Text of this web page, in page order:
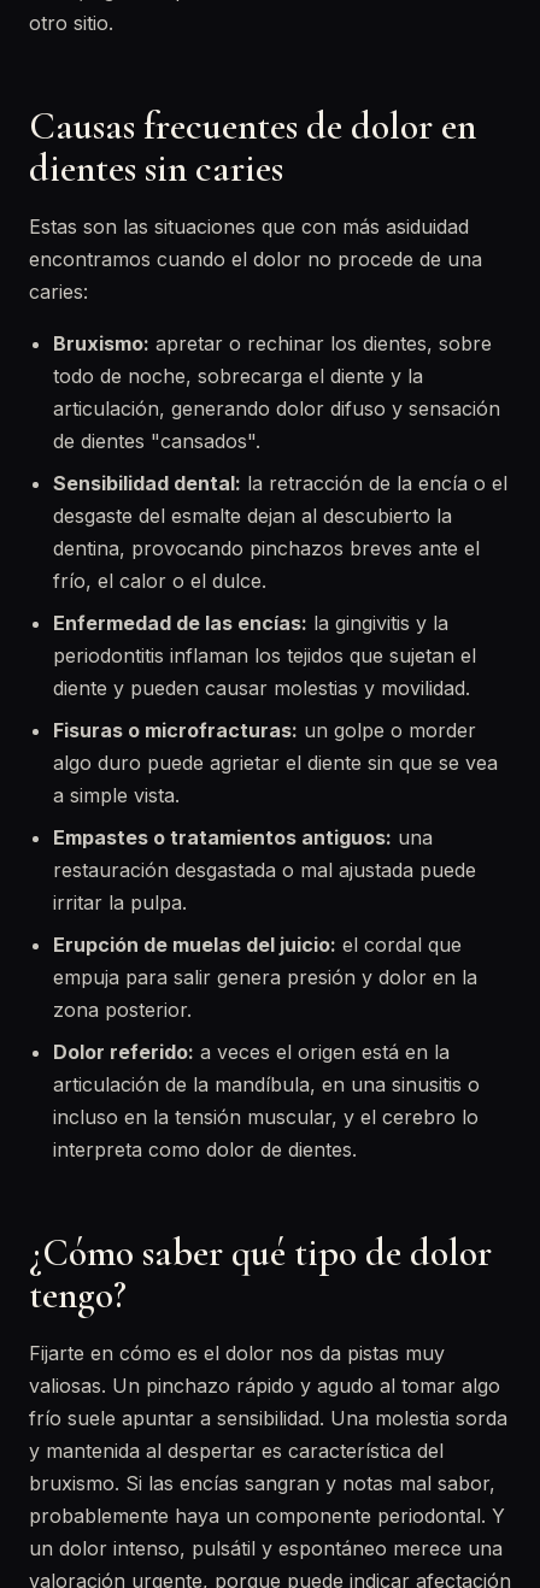
otro sitio.
Causas frecuentes de dolor en
dientes sin caries
Estas son las situaciones que con más asiduidad
encontramos cuando el dolor no procede de una
caries:
Bruxismo: apretar o rechinar los dientes, sobre
todo de noche, sobrecarga el diente y la
articulación, generando dolor difuso y sensación
de dientes "cansados".
Sensibilidad dental: la retracción de la encía o el
desgaste del esmalte dejan al descubierto la
dentina, provocando pinchazos breves ante el
frío, el calor o el dulce.
Enfermedad de las encías: la gingivitis y la
periodontitis inflaman los tejidos que sujetan el
diente y pueden causar molestias y movilidad.
Fisuras o microfracturas: un golpe o morder
algo duro puede agrietar el diente sin que se vea
a simple vista.
Empastes o tratamientos antiguos: una
restauración desgastada o mal ajustada puede
irritar la pulpa.
Erupción de muelas del juicio: el cordal que
empuja para salir genera presión y dolor en la
zona posterior.
Dolor referido: a veces el origen está en la
articulación de la mandíbula, en una sinusitis o
incluso en la tensión muscular, y el cerebro lo
interpreta como dolor de dientes.
¿Cómo saber qué tipo de dolor
tengo?
Fijarte en cómo es el dolor nos da pistas muy
valiosas. Un pinchazo rápido y agudo al tomar algo
frío suele apuntar a sensibilidad. Una molestia sorda
y mantenida al despertar es característica del
bruxismo. Si las encías sangran y notas mal sabor,
probablemente haya un componente periodontal. Y
un dolor intenso, pulsátil y espontáneo merece una
valoración urgente, porque puede indicar afectación